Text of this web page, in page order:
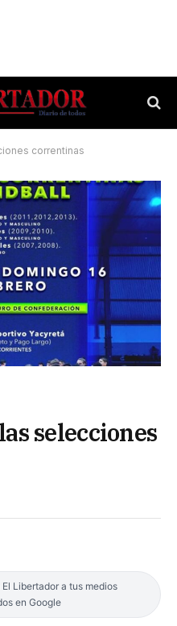
correntinas
selecciones
Libertador a tus medios
en Google